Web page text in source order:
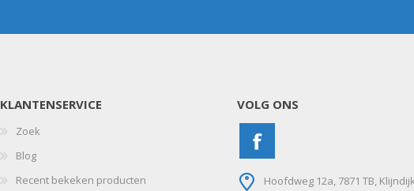
KLANTENSERVICE
Zoek
Blog
Recent bekeken producten
VOLG ONS
Hoofdweg 12a, 7871 TB,